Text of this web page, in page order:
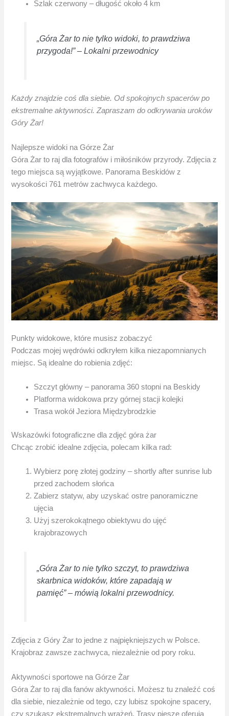
Szlak czerwony – długość około 4 km
„Góra Żar to nie tylko widoki, to prawdziwa
przygoda!” – Lokalni przewodnicy
Każdy znajdzie coś dla siebie. Od spokojnych spacerów po
ekstremalne aktywności. Zapraszam do odkrywania uroków
Góry Żar!
Najlepsze widoki na Górze Żar
Góra Żar to raj dla fotografów i miłośników przyrody. Zdjęcia z
tego miejsca są wyjątkowe. Panorama Beskidów z
wysokości 761 metrów zachwyca każdego.
Punkty widokowe, które musisz zobaczyć
Podczas mojej wędrówki odkryłem kilka niezapomnianych
miejsc. Są idealne do robienia zdjęć:
Szczyt główny – panorama 360 stopni na Beskidy
Platforma widokowa przy górnej stacji kolejki
Trasa wokół Jeziora Międzybrodzkie
Wskazówki fotograficzne dla zdjęć góra żar
Chcąc zrobić idealne zdjęcia, polecam kilka rad:
Wybierz porę złotej godziny – shortly after sunrise lub
przed zachodem słońca
Zabierz statyw, aby uzyskać ostre panoramiczne
ujęcia
Użyj szerokokątnego obiektywu do ujęć
krajobrazowych
„Góra Żar to nie tylko szczyt, to prawdziwa
skarbnica widoków, które zapadają w
pamięć” – mówią lokalni przewodnicy.
Zdjęcia z Góry Żar to jedne z najpiękniejszych w Polsce.
Krajobraz zawsze zachwyca, niezależnie od pory roku.
Aktywności sportowe na Górze Żar
Góra Żar to raj dla fanów aktywności. Możesz tu znaleźć coś
dla siebie, niezależnie od tego, czy lubisz spokojne spacery,
czy szukasz ekstremalnych wrażeń. Trasy piesze oferują